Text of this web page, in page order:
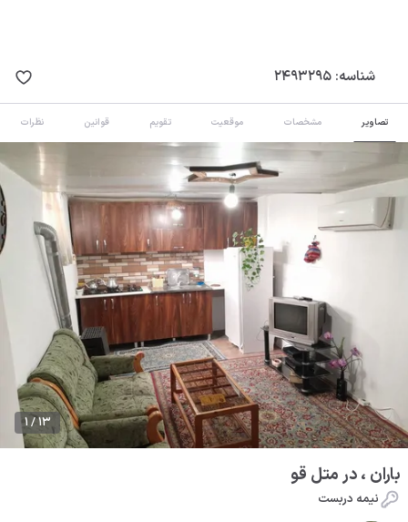
شناسه: 2493295
تصاویر مشخصات موقعیت تقویم قوانین نظرات
1 / 13
باران ، در متل قو
نیمه دربست